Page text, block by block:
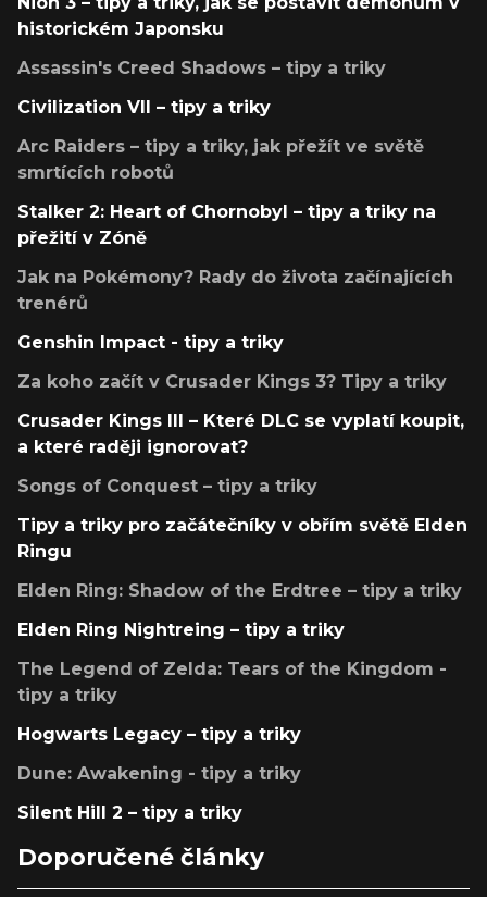
historickém Japonsku
Assassin's Creed Shadows – tipy a triky
Civilization VII – tipy a triky
Arc Raiders – tipy a triky, jak přežít ve světě
smrtících robotů
Stalker 2: Heart of Chornobyl – tipy a triky na
přežití v Zóně
Jak na Pokémony? Rady do života začínajících
trenérů
Genshin Impact - tipy a triky
Za koho začít v Crusader Kings 3? Tipy a triky
Crusader Kings III – Které DLC se vyplatí koupit,
a které raději ignorovat?
Songs of Conquest – tipy a triky
Tipy a triky pro začátečníky v obřím světě Elden
Ringu
Elden Ring: Shadow of the Erdtree – tipy a triky
Elden Ring Nightreing – tipy a triky
The Legend of Zelda: Tears of the Kingdom -
tipy a triky
Hogwarts Legacy – tipy a triky
Dune: Awakening - tipy a triky
Silent Hill 2 – tipy a triky
Doporučené články